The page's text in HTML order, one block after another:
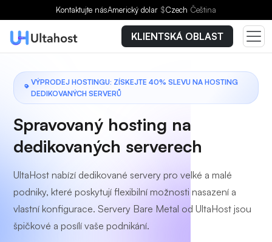
Kontaktujte násAmerický dolar $Czech Čeština
KLIENTSKÁ OBLAST
VÝPRODEJ HOSTINGU: ZÍSKEJTE 40% SLEVU NA HOSTING
DEDIKOVANÝCH SERVERŮ
Spravovaný hosting na
dedikovaných serverech
UltaHost nabízí dedikované servery pro velké a malé
podniky, které poskytují flexibilní možnosti nasazení a
vlastní konfigurace. Servery Bare Metal od UltaHost jsou
špičkové a posílí vaše podnikání.